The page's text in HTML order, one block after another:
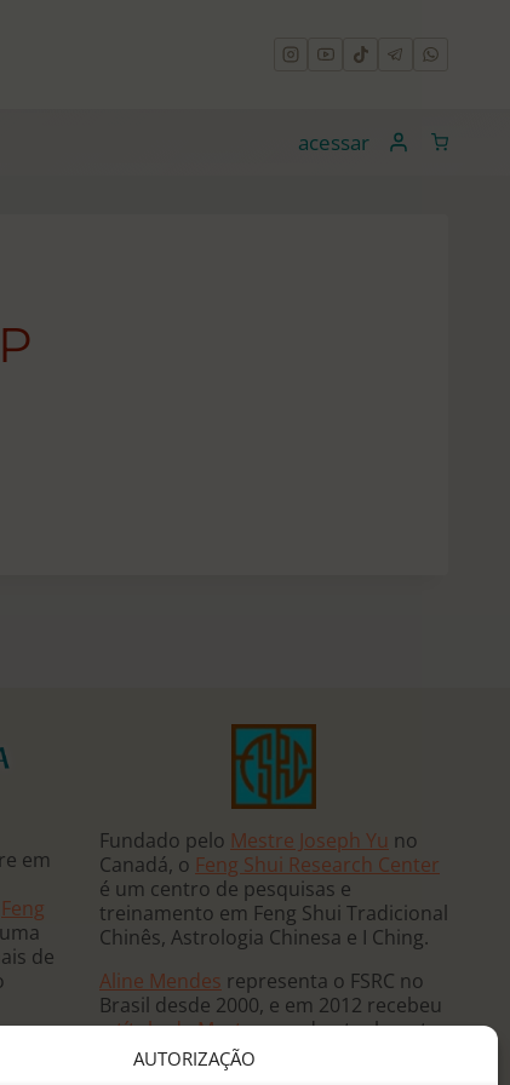
AUTORIZAÇÃO
acessar
em
Feng
de
Fundado pelo Mestre Joseph Yu no
Canadá, o Feng Shui Research Center
é um centro de pesquisas e
treinamento em Feng Shui Tradicional
Chinês, Astrologia Chinesa e I Ching.
Aline Mendes representa o FSRC no
Brasil desde 2000, e em 2012 recebeu
otítulo de Mestre, sendo atualmente
a únicaMentora Oficial
língua portuguesa.